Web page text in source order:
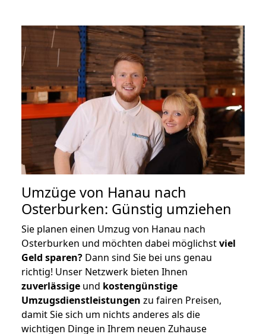
Umzüge von Hanau nach
Osterburken: Günstig umziehen
Sie planen einen Umzug von Hanau nach
Osterburken und möchten dabei möglichstviel
Geld sparen? Dann sind Sie bei uns genau
richtig! Unser Netzwerk bieten Ihnen
zuverlässige und kostengünstige
Umzugsdienstleistungen zu fairen Preisen,
damit Sie sich um nichts anderes als die
wichtigen Dinge in Ihrem neuen Zuhause